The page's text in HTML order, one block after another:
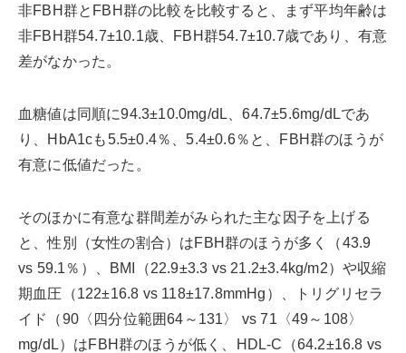
非FBH群とFBH群の比較を比較すると、まず平均年齢は
非FBH群54.7±10.1歳、FBH群54.7±10.7歳であり、有意
差がなかった。
血糖値は同順に94.3±10.0mg/dL、64.7±5.6mg/dLであ
り、HbA1cも5.5±0.4％、5.4±0.6％と、FBH群のほうが
有意に低値だった。
そのほかに有意な群間差がみられた主な因子を上げる
と、性別（女性の割合）はFBH群のほうが多く（43.9
vs 59.1％）、BMI（22.9±3.3 vs 21.2±3.4kg/m2）や収縮
期血圧（122±16.8 vs 118±17.8mmHg）、トリグリセラ
イド（90〈四分位範囲64～131〉 vs 71〈49～108〉
mg/dL）はFBH群のほうが低く、HDL-C（64.2±16.8 vs